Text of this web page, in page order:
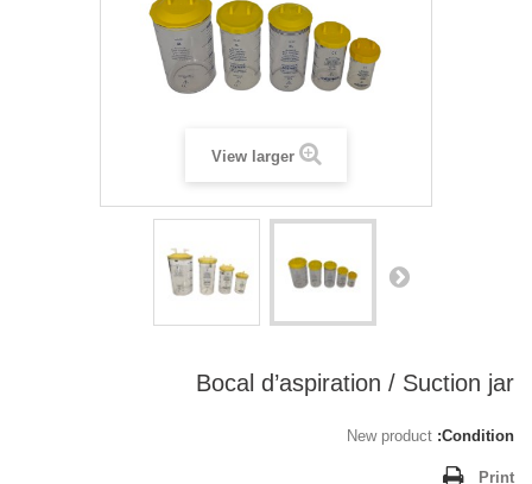
View larger
Bocal d’aspiration / Suction jar
Condition:
New product
Print